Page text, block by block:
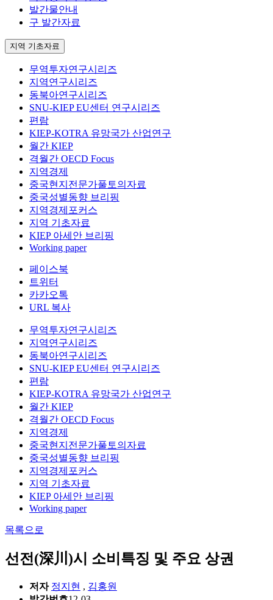
발간물안내
구 발간자료
지역 기초자료
무역투자연구시리즈
지역연구시리즈
동북아연구시리즈
SNU-KIEP EU센터 연구시리즈
편람
KIEP-KOTRA 유망국가 산업연구
월간 KIEP
격월간 OECD Focus
지역경제
중국현지전문가풀토의자료
중국성별동향 브리핑
지역경제포커스
지역 기초자료
KIEP 아세안 브리핑
Working paper
페이스북
트위터
카카오톡
URL 복사
무역투자연구시리즈
지역연구시리즈
동북아연구시리즈
SNU-KIEP EU센터 연구시리즈
편람
KIEP-KOTRA 유망국가 산업연구
월간 KIEP
격월간 OECD Focus
지역경제
중국현지전문가풀토의자료
중국성별동향 브리핑
지역경제포커스
지역 기초자료
KIEP 아세안 브리핑
Working paper
목록으로
선전(深川)시 소비특징 및 주요 상권
저자 정지현 , 김홍원